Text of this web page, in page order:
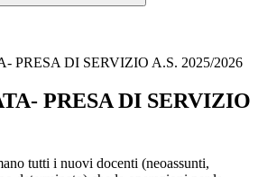
PRESA DI SERVIZIO A.S. 2025/2026
PRESA DI SERVIZIO
tutti i nuovi docenti (neoassunti,